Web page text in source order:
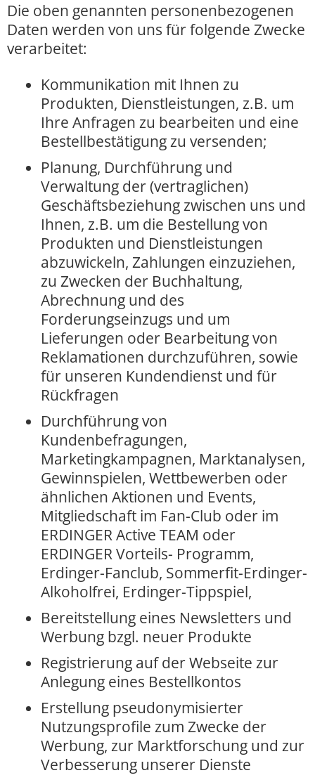
Die oben genannten personenbezogenen
Daten werden von uns für folgende Zwecke
verarbeitet:
Kommunikation mit Ihnen zu
Produkten, Dienstleistungen, z.B. um
Ihre Anfragen zu bearbeiten und eine
Bestellbestätigung zu versenden;
Planung, Durchführung und
Verwaltung der (vertraglichen)
Geschäftsbeziehung zwischen uns und
Ihnen, z.B. um die Bestellung von
Produkten und Dienstleistungen
abzuwickeln, Zahlungen einzuziehen,
zu Zwecken der Buchhaltung,
Abrechnung und des
Forderungseinzugs und um
Lieferungen oder Bearbeitung von
Reklamationen durchzuführen, sowie
für unseren Kundendienst und für
Rückfragen
Durchführung von
Kundenbefragungen,
Marketingkampagnen, Marktanalysen,
Gewinnspielen, Wettbewerben oder
ähnlichen Aktionen und Events,
Mitgliedschaft im Fan-Club oder im
ERDINGER Active TEAM oder
ERDINGER Vorteils- Programm,
Erdinger-Fanclub, Sommerfit-Erdinger-
Alkoholfrei, Erdinger-Tippspiel,
Bereitstellung eines Newsletters und
Werbung bzgl. neuer Produkte
Registrierung auf der Webseite zur
Anlegung eines Bestellkontos
Erstellung pseudonymisierter
Nutzungsprofile zum Zwecke der
Werbung, zur Marktforschung und zur
Verbesserung unserer Dienste